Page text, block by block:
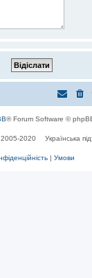
® Forum Software ©
2005-2020 Українська
| Умови